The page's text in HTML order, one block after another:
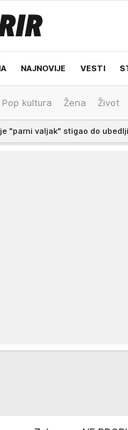
NAJNOVIJE VESTI
BUDUĆNOST REGION
Pop kultura Žena Život
trijumfa (VIDEO) 7:52